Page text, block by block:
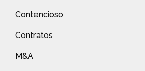
Contencioso
Contratos
M&A